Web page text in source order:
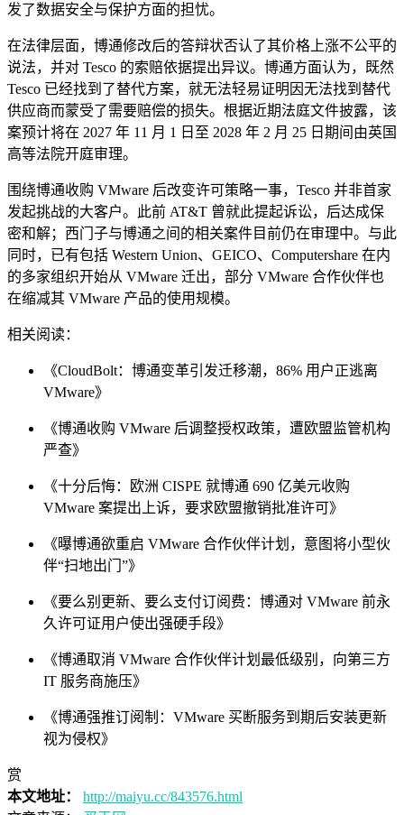
发了数据安全与保护方面的担忧。
在法律层面，博通修改后的答辩状否认了其价格上涨不公平的
说法，并对 Tesco 的索赔依据提出异议。博通方面认为，既然
Tesco 已经找到了替代方案，就无法轻易证明因无法找到替代
供应商而蒙受了需要赔偿的损失。根据近期法庭文件披露，该
案预计将在 2027 年 11 月 1 日至 2028 年 2 月 25 日期间由英国
高等法院开庭审理。
围绕博通收购 VMware 后改变许可策略一事，Tesco 并非首家
发起挑战的大客户。此前 AT&T 曾就此提起诉讼，后达成保
密和解；西门子与博通之间的相关案件目前仍在审理中。与此
同时，已有包括 Western Union、GEICO、Computershare 在内
的多家组织开始从 VMware 迁出，部分 VMware 合作伙伴也
在缩减其 VMware 产品的使用规模。
相关阅读：
《CloudBolt：博通变革引发迁移潮，86% 用户正逃离
VMware》
《博通收购 VMware 后调整授权政策，遭欧盟监管机构
严查》
《十分后悔：欧洲 CISPE 就博通 690 亿美元收购
VMware 案提出上诉，要求欧盟撤销批准许可》
《曝博通欲重启 VMware 合作伙伴计划，意图将小型伙
伴“扫地出门”》
《要么别更新、要么支付订阅费：博通对 VMware 前永
久许可证用户使出强硬手段》
《博通取消 VMware 合作伙伴计划最低级别，向第三方
IT 服务商施压》
《博通强推订阅制：VMware 买断服务到期后安装更新
视为侵权》
赏
本文地址：
http://maiyu.cc/843576.html